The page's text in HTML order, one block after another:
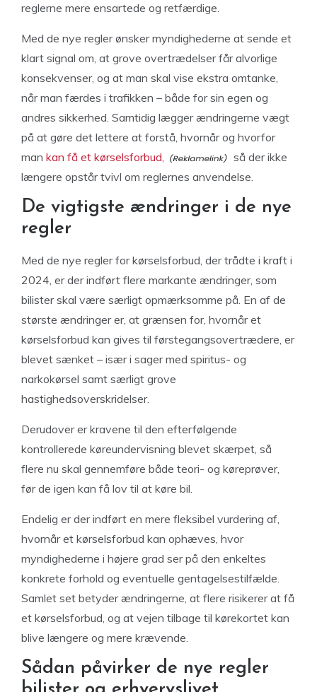
reglerne mere ensartede og retfærdige.
Med de nye regler ønsker myndighederne at sende et
klart signal om, at grove overtrædelser får alvorlige
konsekvenser, og at man skal vise ekstra omtanke,
når man færdes i trafikken – både for sin egen og
andres sikkerhed. Samtidig lægger ændringerne vægt
på at gøre det lettere at forstå, hvornår og hvorfor
man kan få et kørselsforbud,
så der ikke
længere opstår tvivl om reglernes anvendelse.
De vigtigste ændringer i de nye
regler
Med de nye regler for kørselsforbud, der trådte i kraft i
2024, er der indført flere markante ændringer, som
bilister skal være særligt opmærksomme på. En af de
største ændringer er, at grænsen for, hvornår et
kørselsforbud kan gives til førstegangsovertrædere, er
blevet sænket – især i sager med spiritus- og
narkokørsel samt særligt grove
hastighedsoverskridelser.
Derudover er kravene til den efterfølgende
kontrollerede køreundervisning blevet skærpet, så
flere nu skal gennemføre både teori- og køreprøver,
før de igen kan få lov til at køre bil.
Endelig er der indført en mere fleksibel vurdering af,
hvornår et kørselsforbud kan ophæves, hvor
myndighederne i højere grad ser på den enkeltes
konkrete forhold og eventuelle gentagelsestilfælde.
Samlet set betyder ændringerne, at flere risikerer at få
et kørselsforbud, og at vejen tilbage til kørekortet kan
blive længere og mere krævende.
Sådan påvirker de nye regler